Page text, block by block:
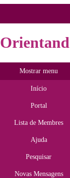
Mostrar menu
Início
Portal
Lista de Membres
Ajuda
Pesquisar
Novas Mensagens